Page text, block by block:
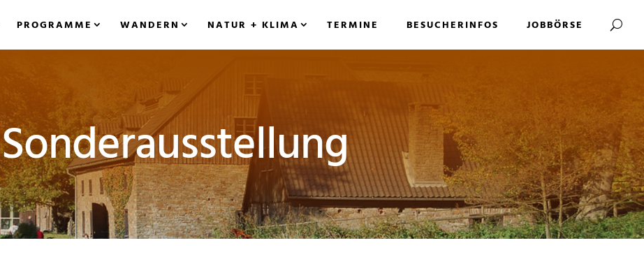
PROGRAMME WANDERN NATUR + KLIMA TERMINE BESUCHERINFOS JOBBÖRSE
Sonderausstellung